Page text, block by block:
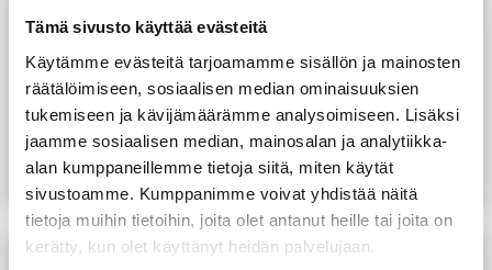
Tämä sivusto käyttää evästeitä
Käytämme evästeitä tarjoamamme sisällön ja mainosten
räätälöimiseen, sosiaalisen median ominaisuuksien
tukemiseen ja kävijämäärämme analysoimiseen. Lisäksi
jaamme sosiaalisen median, mainosalan ja analytiikka-
alan kumppaneillemme tietoja siitä, miten käytät
sivustoamme. Kumppanimme voivat yhdistää näitä
tietoja muihin tietoihin, joita olet antanut heille tai joita on
kerätty, kun olet käyttänyt heidän palvelujaan.
Peitelista 12X70X3300
mm mänty
10,90€/kpl(3,30 €/m)
Lue lisää
Reunalista
21X42/13X3300 mm
mänty
10,20€/kpl(3,09 €/m)
Lue lisää